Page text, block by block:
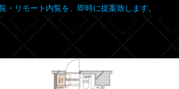
・リモート内覧を、即時に提案致します。